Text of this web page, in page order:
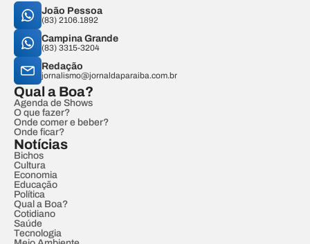
João Pessoa
(83) 2106.1892
Campina Grande
(83) 3315-3204
Redação
jornalismo@jornaldaparaiba.com.br
Qual a Boa?
Agenda de Shows
O que fazer?
Onde comer e beber?
Onde ficar?
Notícias
Bichos
Cultura
Economia
Educação
Política
Qual a Boa?
Cotidiano
Saúde
Tecnologia